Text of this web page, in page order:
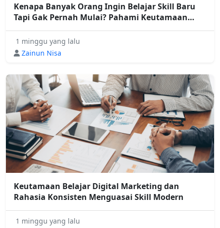
Kenapa Banyak Orang Ingin Belajar Skill Baru
Tapi Gak Pernah Mulai? Pahami Keutamaan
Belajar Digital Marketing
1 minggu yang lalu
Zainun Nisa
Keutamaan Belajar Digital Marketing dan
Rahasia Konsisten Menguasai Skill Modern
1 minggu yang lalu